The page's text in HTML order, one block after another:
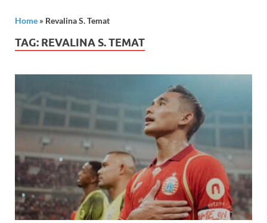
Home » Revalina S. Temat
TAG: REVALINA S. TEMAT